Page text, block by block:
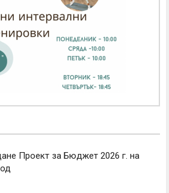
Проект за Бюджет 2026 г. на